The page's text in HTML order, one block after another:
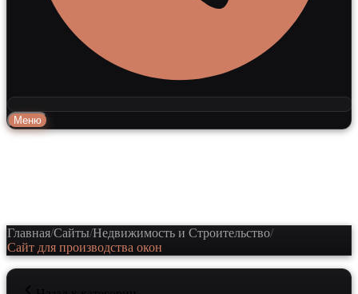
Меню
Главная/Сайты/Недвижимость и Строительство/
Сайт для производства окон